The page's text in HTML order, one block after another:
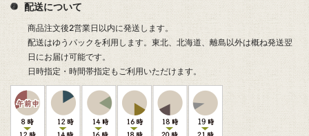
配送について
商品注文後2営業日以内に発送します。
配送はゆうパックを利用します。東北、北海道、離島以外は概ね発送翌
日にお届け可能です。
日時指定・時間帯指定もご利用いただけます。